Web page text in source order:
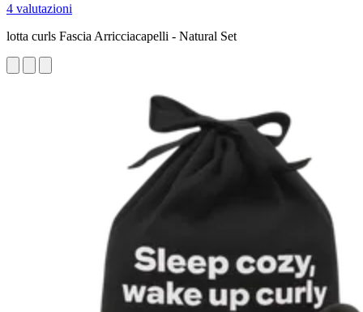
4 valutazioni
lotta curls Fascia Arricciacapelli - Natural Set